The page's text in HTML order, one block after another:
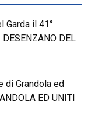
Garda il 41°
DEL
di Grandola ed
ED UNITI